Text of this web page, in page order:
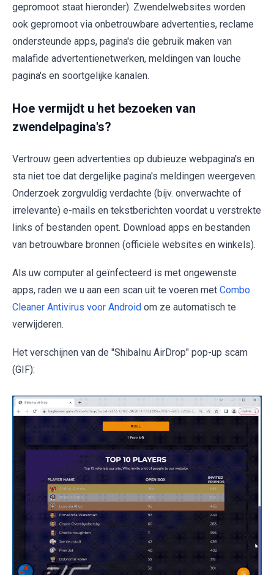
gepromoot staat hieronder). Zwendelwebsites worden
ook gepromoot via onbetrouwbare advertenties, reclame
ondersteunde apps, pagina's die gebruik maken van
malafide advertentienetwerken, meldingen van louche
pagina's en soortgelijke kanalen.
Hoe vermijdt u het bezoeken van
zwendelpagina's?
Vertrouw geen advertenties op dubieuze webpagina's en
sta niet toe dat dergelijke pagina's meldingen weergeven.
Onderzoek zorgvuldig verdachte (bijv. onverwachte of
irrelevante) e-mails en tekstberichten voordat u verstrekte
links of bestanden opent. Download apps en bestanden
van betrouwbare bronnen (officiële websites en winkels).
Als uw computer al geïnfecteerd is met ongewenste
apps, raden we u aan een scan uit te voeren met Combo
Cleaner Antivirus voor Android om ze automatisch te
verwijderen.
Het verschijnen van de "ShibaInu AirDrop" pop-up scam
(GIF):